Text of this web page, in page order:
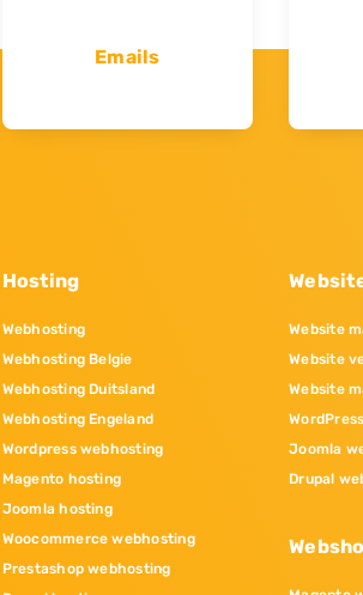
Emails
Hosting
Webhosting
Webhosting Belgie
Webhosting Duitsland
Webhosting Engeland
Wordpress webhosting
Magento hosting
Joomla hosting
Woocommerce webhosting
Prestashop webhosting
Website
Website
Website
Joomla
Drupal